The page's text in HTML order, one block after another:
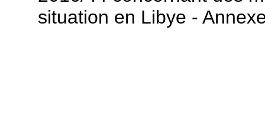
situation en Libye -